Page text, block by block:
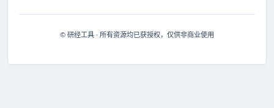
© 研经工具 · 所有资源均已获授权，仅供非商业使用